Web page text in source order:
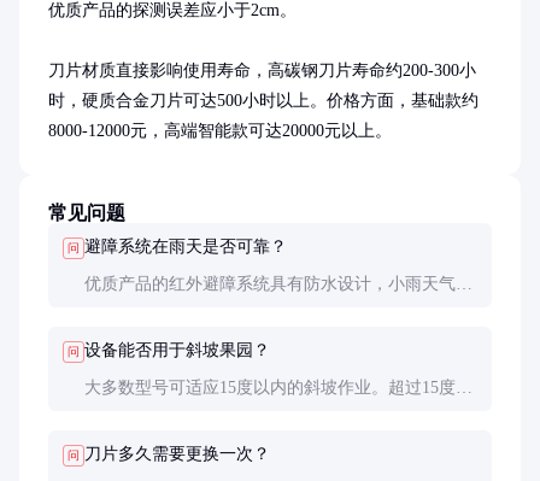
优质产品的探测误差应小于2cm。
刀片材质直接影响使用寿命，高碳钢刀片寿命约200-300小
时，硬质合金刀片可达500小时以上。价格方面，基础款约
8000-12000元，高端智能款可达20000元以上。
常见问题
问 避障系统在雨天是否可靠？
优质产品的红外避障系统具有防水设计，小雨天气仍
问 设备能否用于斜坡果园？
大多数型号可适应15度以内的斜坡作业。超过15度的
问 刀片多久需要更换一次？